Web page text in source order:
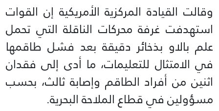
وقالت القيادة المركزية الأمريكية إن القوات
استهدفت غرفة محركات الناقلة التي تحمل
علم بالاو بذخائر دقيقة بعد فشل طاقمها
في الامتثال للتعليمات، ما أدى إلى فقدان
اثنين من أفراد الطاقم وإصابة ثالث، بحسب
مسؤولين في قطاع الملاحة البحرية.